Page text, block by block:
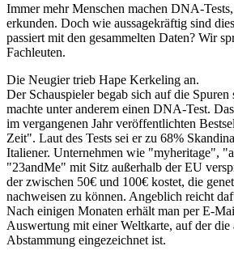
Immer mehr Menschen machen DNA-
erkunden. Doch wie aussagekräftig sind
passiert mit den gesammelten Daten? Wir
Fachleuten.
Die Neugier trieb Hape Kerkeling an.
Der Schauspieler begab sich auf die Spuren
machte unter anderem einen DNA-Test.
im vergangenen Jahr veröffentlichten
Zeit". Laut des Tests sei er zu 68%
Italiener. Unternehmen wie "myheritage",
"23andMe" mit Sitz außerhalb der EU
der zwischen 50€ und 100€ kostet, die
nachweisen zu können. Angeblich reicht
Nach einigen Monaten erhält man per E-
Auswertung mit einer Weltkarte, auf der die
Abstammung eingezeichnet ist.